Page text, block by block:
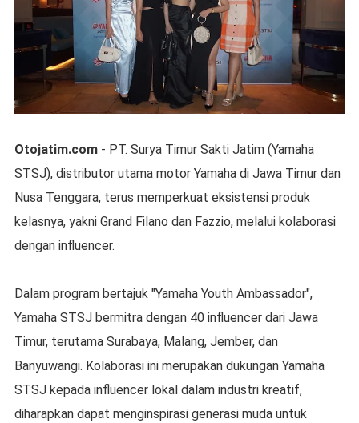
Otojatim.com- PT. Surya Timur Sakti Jatim (Yamaha
STSJ), distributor utama motor Yamaha di Jawa Timur dan
Nusa Tenggara, terus memperkuat eksistensi produk
kelasnya, yakni Grand Filano dan Fazzio, melalui kolaborasi
dengan influencer.
Dalam program bertajuk "Yamaha Youth Ambassador",
Yamaha STSJ bermitra dengan 40 influencer dari Jawa
Timur, terutama Surabaya, Malang, Jember, dan
Banyuwangi. Kolaborasi ini merupakan dukungan Yamaha
STSJ kepada influencer lokal dalam industri kreatif,
diharapkan dapat menginspirasi generasi muda untuk